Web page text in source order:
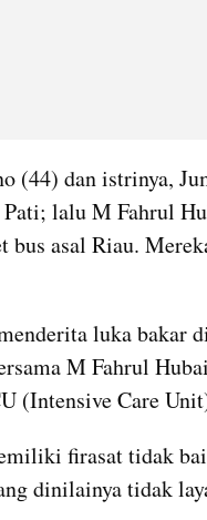
(44) dan istrinya,
Pati; lalu M Fahrul
bus asal Riau.
luka bakar
M Fahrul
(Intensive Care
firasat tidak
dinilainya tidak